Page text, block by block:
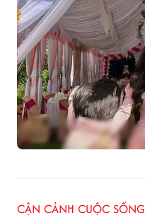
CẬN CẢNH CUỘC SỐNG